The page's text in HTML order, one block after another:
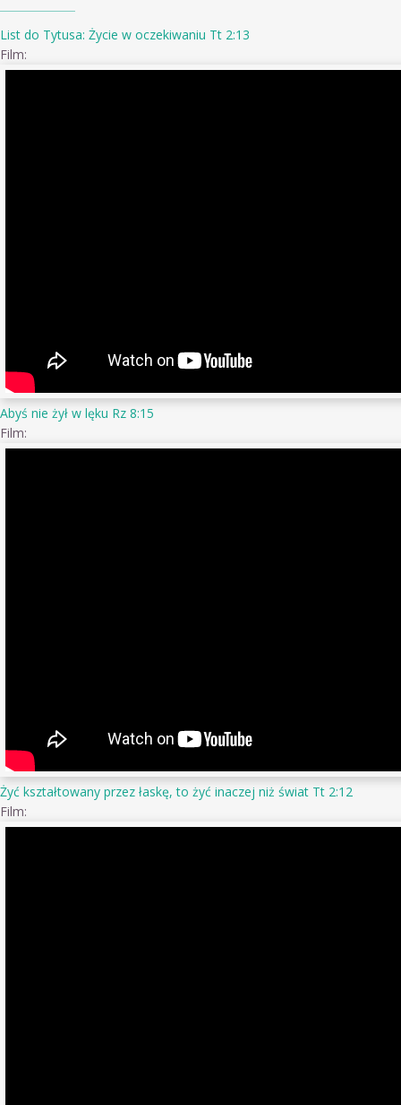
List do Tytusa: Życie w oczekiwaniu Tt 2:13
Film:
Abyś nie żył w lęku Rz 8:15
Film:
Żyć kształtowany przez łaskę, to żyć inaczej niż świat Tt 2:12
Film: